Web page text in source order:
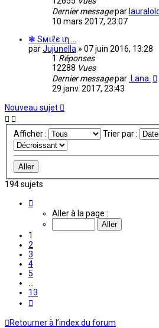
Dernier messagepar
10 mars 2017, 23:07
❃ Sмιℓє ιη ...
parJujunella » 07 juin 2016, 13:28
1 Réponses
12288 Vues
Dernier messagepar .Lana.
29 janv. 2017, 23:43
Nouveau sujet
Afficher : Trier par :
194 sujets
Aller à la page :
1
2
3
4
5
13
Retourner à l’index du forum